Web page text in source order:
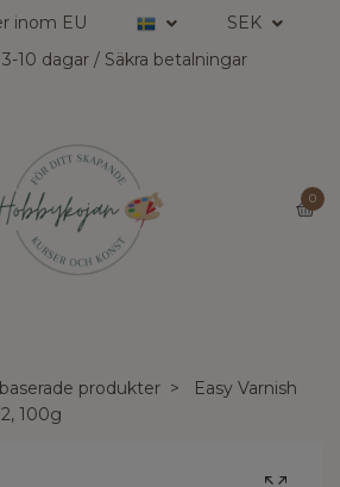
inom EU
SEK
10 dagar / Säkra betalningar
0
produkter
Easy Varnish
100g